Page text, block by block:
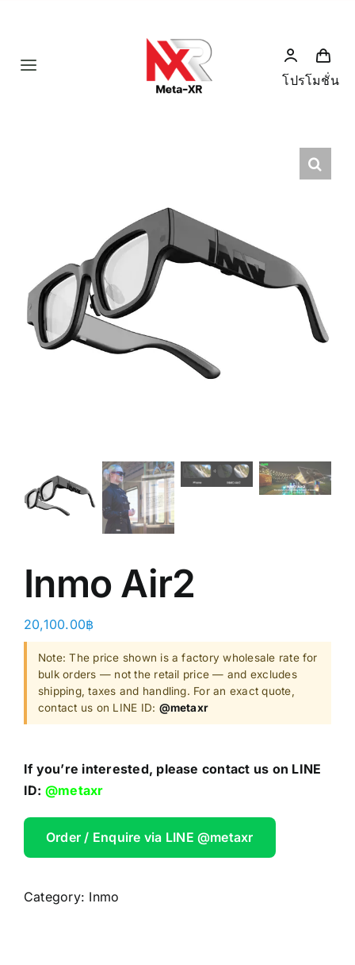
Toggle
News
Services
About
โปรโมชั่น
Inmo Air2
20,100.00฿
Note: The price shown is a factory wholesale rate for
bulk orders — not the retail price — and excludes
shipping, taxes and handling. For an exact quote,
contact us on LINE ID: @metaxr
If you’re interested, please contact us on LINE
ID: @metaxr
Order / Enquire via LINE @metaxr
Category: Inmo